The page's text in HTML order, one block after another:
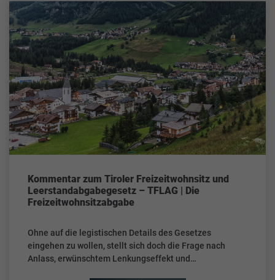
Kommentar zum Tiroler Freizeitwohnsitz und
Leerstandabgabegesetz – TFLAG | Die
Freizeitwohnsitzabgabe
Ohne auf die legistischen Details des Gesetzes
eingehen zu wollen, stellt sich doch die Frage nach
Anlass, erwünschtem Lenkungseffekt und…